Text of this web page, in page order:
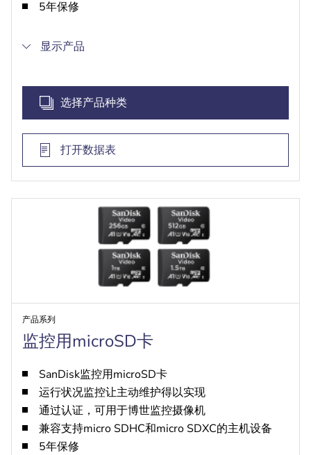
5年保修
显示产品
选择产品种类
打开数据表
产品系列
监控用microSD卡
SanDisk监控用microSD卡
运行状况监控让主动维护得以实现
通过认证，可用于博世监控摄像机
兼容支持micro SDHC和micro SDXC的主机设备
5年保修